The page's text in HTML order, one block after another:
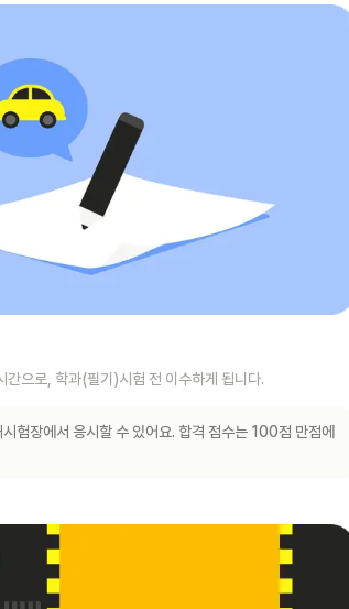
간으로, 학과(필기)시험 전 이수하게 됩니다.
험장에서 응시할 수 있어요. 합격 점수는 100점 만점에